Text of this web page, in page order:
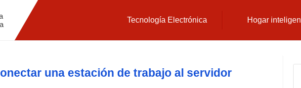
Tecnología Electrónica Hogar
una estación de trabajo al servidor